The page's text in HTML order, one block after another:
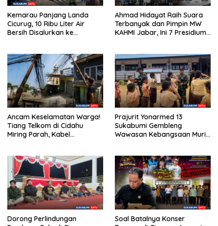
Kemarau Panjang Landa
Cicurug, 10 Ribu Liter Air
Bersih Disalurkan ke
Ahmad Hidayat Raih Suara
Terbanyak dan Pimpin MW
KAHMI Jabar, Ini 7 Presidium
Ancam Keselamatan Warga!
Tiang Telkom di Cidahu
Miring Parah, Kabel
Prajurit Yonarmed 13
Sukabumi Gembleng
Wawasan Kebangsaan Murid
Dorong Perlindungan
Soal Batalnya Konser